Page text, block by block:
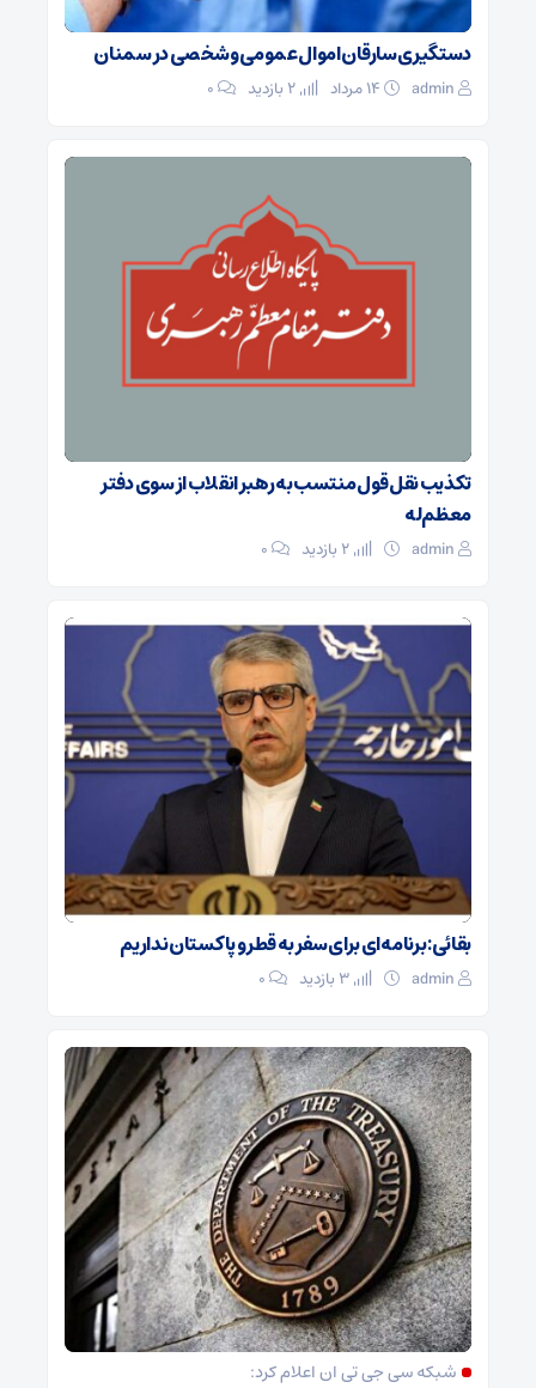
دستگیری سارقان اموال عمومی و شخصی در سمنان
admin ۰
تکذیب نقل قول منتسب به رهبر انقلاب از سوی دفتر
معظم‌له
admin ۰
بقائی: برنامه‌ای برای سفر به قطر و پاکستان نداریم
admin ۰
شبکه سی جی تی ان اعلام کرد: